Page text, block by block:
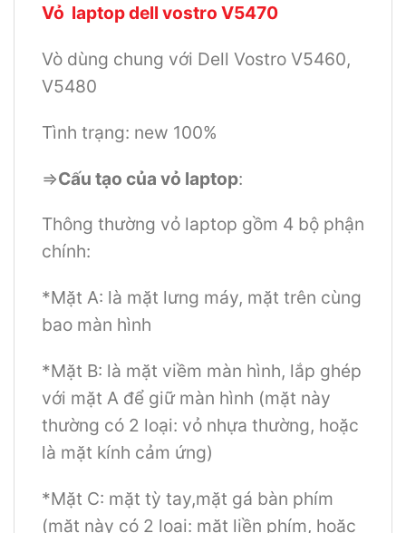
Vỏ laptop dell vostro V5470
Vò dùng chung với Dell Vostro V5460,
V5480
Tình trạng: new 100%
=>Cấu tạo của vỏ laptop:
Thông thường vỏ laptop gồm 4 bộ phận
chính:
*Mặt A: là mặt lưng máy, mặt trên cùng
bao màn hình
*Mặt B: là mặt viềm màn hình, lắp ghép
với mặt A để giữ màn hình (mặt này
thường có 2 loại: vỏ nhựa thường, hoặc
là mặt kính cảm ứng)
*Mặt C: mặt tỳ tay,mặt gá bàn phím
(mặt này có 2 loại: mặt liền phím, hoặc